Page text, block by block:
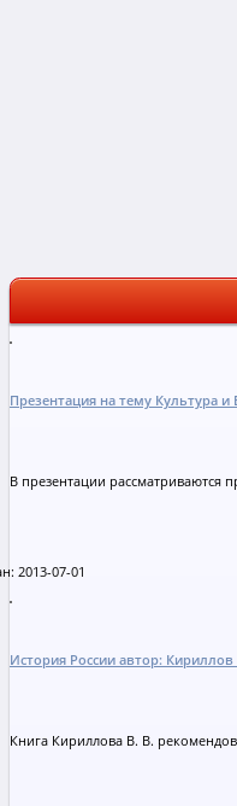
Презентация на тему Культура и
В презентации рассматриваются
2013-07-01
История России автор: Кириллов
Книга Кириллова В. В.